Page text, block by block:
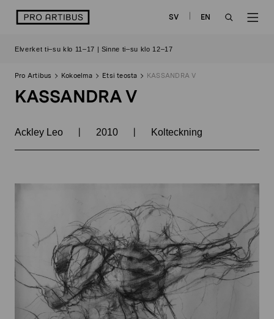
sisältöön
logo SV
EN
Elverket ti–su klo 11–17 | Sinne ti–su klo 12–17
Pro Artibus Kokoelma Etsi teosta KASSANDRA V
KASSANDRA V
Ackley Leo | 2010 | Kolteckning